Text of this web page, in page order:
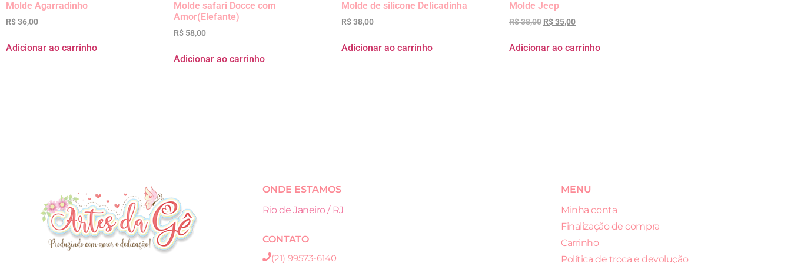
Molde Agarradinho
R$36,00
Adicionar ao carrinho
Molde safari Docce com
Amor(Elefante)
R$ 58,00
Adicionar ao carrinho
Molde de silicone Delicadinha
R$38,00
Adicionar ao carrinho
Molde Jeep
R$38,00 R$35,00
Adicionar ao carrinho
ONDE ESTAMOS
Rio de Janeiro / RJ
CONTATO
(21) 99573-6140
MENU
Minha conta
Finalização de compra
Carrinho
Política de troca e devolução